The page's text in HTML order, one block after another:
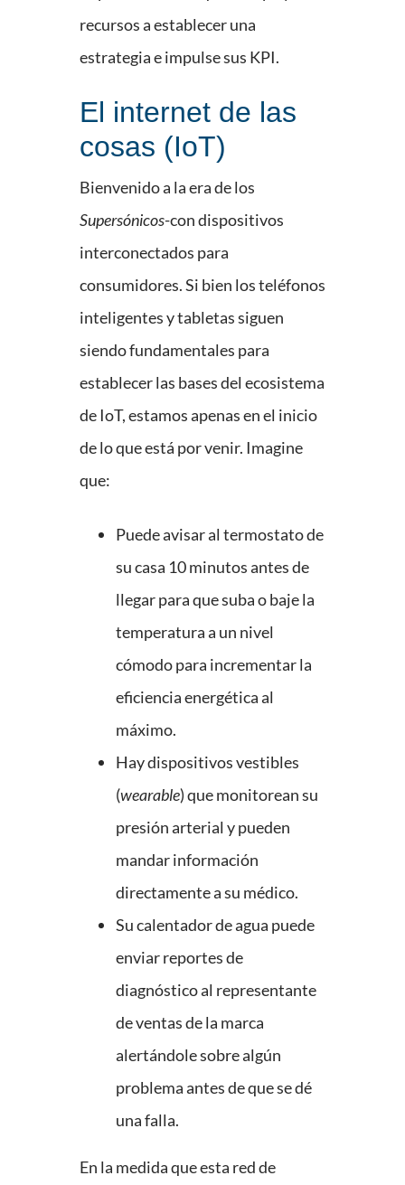
recursos a establecer una
estrategia e impulse sus KPI.
El internet de las
cosas (IoT)
Bienvenido a la era de los
Supersónicos-con dispositivos
interconectados para
consumidores. Si bien los teléfonos
inteligentes y tabletas siguen
siendo fundamentales para
establecer las bases del ecosistema
de IoT, estamos apenas en el inicio
de lo que está por venir. Imagine
que:
Puede avisar al termostato de
su casa 10 minutos antes de
llegar para que suba o baje la
temperatura a un nivel
cómodo para incrementar la
eficiencia energética al
máximo.
Hay dispositivos vestibles
(wearable) que monitorean su
presión arterial y pueden
mandar información
directamente a su médico.
Su calentador de agua puede
enviar reportes de
diagnóstico al representante
de ventas de la marca
alertándole sobre algún
problema antes de que se dé
una falla.
En la medida que esta red de